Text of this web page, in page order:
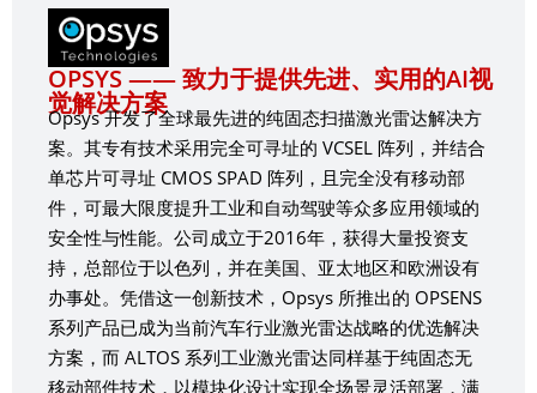
OPSYS —— 致力于提供先进、实用的AI视
觉解决方案
Opsys 开发了全球最先进的纯固态扫描激光雷达解决方
案。其专有技术采用完全可寻址的 VCSEL 阵列，并结合
单芯片可寻址 CMOS SPAD 阵列，且完全没有移动部
件，可最大限度提升工业和自动驾驶等众多应用领域的
安全性与性能。公司成立于2016年，获得大量投资支
持，总部位于以色列，并在美国、亚太地区和欧洲设有
办事处。凭借这一创新技术，Opsys 所推出的 OPSENS
系列产品已成为当前汽车行业激光雷达战略的优选解决
方案，而 ALTOS 系列工业激光雷达同样基于纯固态无
移动部件技术，以模块化设计实现全场景灵活部署，满